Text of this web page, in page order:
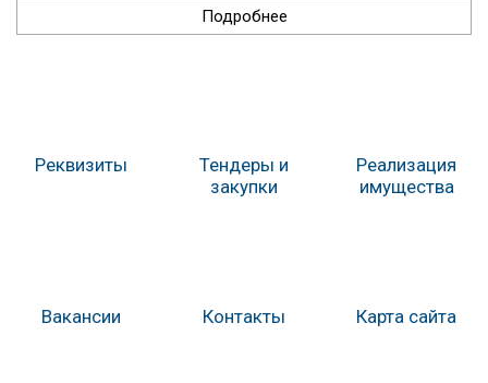
Подробнее
Реквизиты
Тендеры и
закупки
Реализация
имущества
Вакансии Контакты Карта сайта